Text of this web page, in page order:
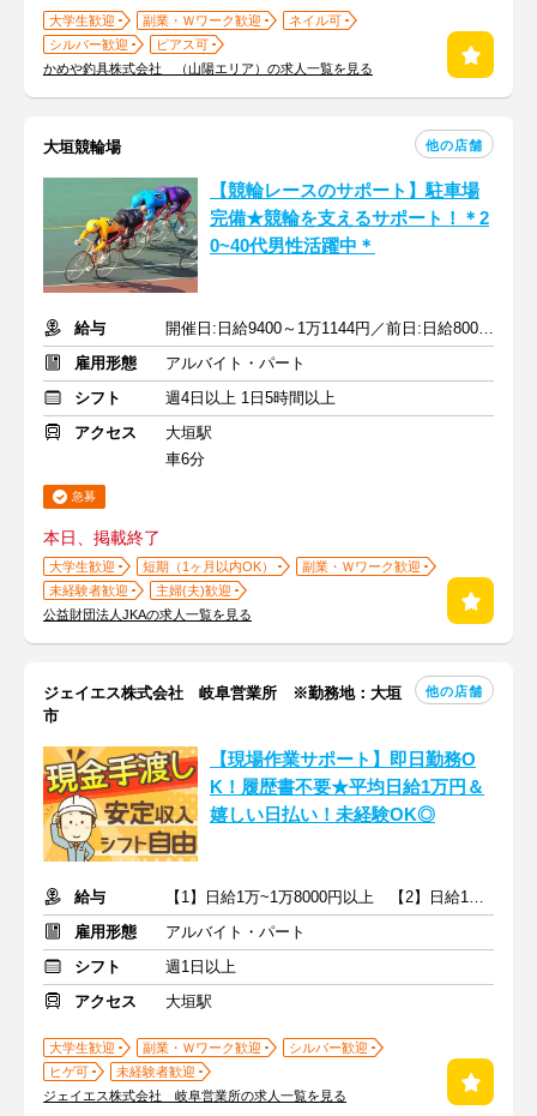
大学生歓迎 副業・Ｗワーク歓迎
ネイル可
シルバー歓迎
ピアス可
かめや釣具株式会社 （山陽エリア）の求人一覧を見る
大垣競輪場 他の店舗
【競輪レースのサポート】駐車場
完備★競輪を支えるサポート！＊2
0~40代男性活躍中＊
給与
開催日:日給9400～1万1144円／前日:日給8000円 ＋交通費全額支給
雇用形態
アルバイト・パート
シフト
週4日以上 1日5時間以上
アクセス
大垣駅
車6分
急募
本日、掲載終了
大学生歓迎 短期（1ヶ月以内OK）
副業・Ｗワーク歓迎
未経験者歓迎
主婦(夫)歓迎
公益財団法人JKAの求人一覧を見る
ジェイエス株式会社 岐阜営業所 ※勤務地：大垣
市
他の店舗
【現場作業サポート】即日勤務O
K！履歴書不要★平均日給1万円＆
嬉しい日払い！未経験OK◎
給与
【1】日給1万~1万8000円以上 【2】日給1万~1万5000円
雇用形態
アルバイト・パート
シフト
週1日以上
アクセス
大垣駅
大学生歓迎 副業・Ｗワーク歓迎
シルバー歓迎
ヒゲ可
未経験者歓迎
ジェイエス株式会社 岐阜営業所の求人一覧を見る